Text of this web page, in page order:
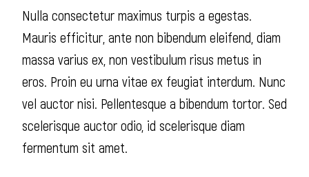
Nulla consectetur maximus turpis a egestas.
Mauris efficitur, ante non bibendum eleifend, diam
massa varius ex, non vestibulum risus metus in
eros. Proin eu urna vitae ex feugiat interdum. Nunc
vel auctor nisi. Pellentesque a bibendum tortor. Sed
scelerisque auctor odio, id scelerisque diam
fermentum sit amet.